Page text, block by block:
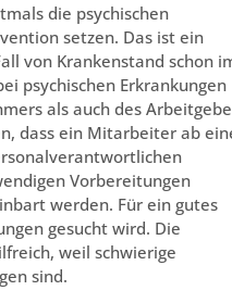
die psychischen
setzen. Das ist ein
von Krankenstand schon
psychischen Erkrankungen
als auch des
dass ein Mitarbeiter ab
Vorbereitungen
werden. Für ein gutes
gesucht wird. Die
weil schwierige
sind.